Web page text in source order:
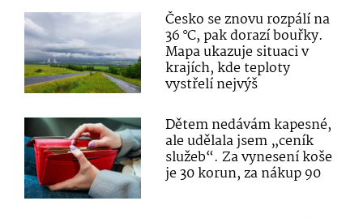
Česko se znovu rozpálí na
36 °C, pak dorazí bouřky.
Mapa ukazuje situaci v
krajích, kde teploty
vystřelí nejvýš
Dětem nedávám kapesné,
ale udělala jsem „ceník
služeb“. Za vynesení koše
je 30 korun, za nákup 90